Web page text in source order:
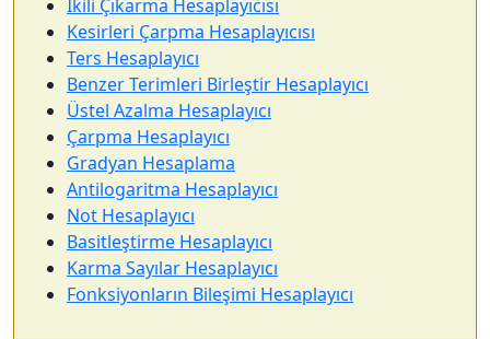
İkili Çıkarma Hesaplayıcısı
Kesirleri Çarpma Hesaplayıcısı
Ters Hesaplayıcı
Benzer Terimleri Birleştir Hesaplayıcı
Üstel Azalma Hesaplayıcı
Çarpma Hesaplayıcı
Gradyan Hesaplama
Antilogaritma Hesaplayıcı
Not Hesaplayıcı
Basitleştirme Hesaplayıcı
Karma Sayılar Hesaplayıcı
Fonksiyonların Bileşimi Hesaplayıcı